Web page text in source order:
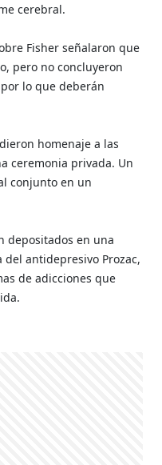
cerebral.
Fisher señalaron que
pero no concluyeron
lo que deberán
homenaje a las
ceremonia privada. Un
conjunto en un
depositados en una
antidepresivo Prozac,
de adicciones que